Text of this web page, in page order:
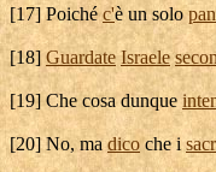
[17] Poichéc'è un solo
[18] Guardate Israele
[19] Che cosa dunque
[20] No, ma dico che i